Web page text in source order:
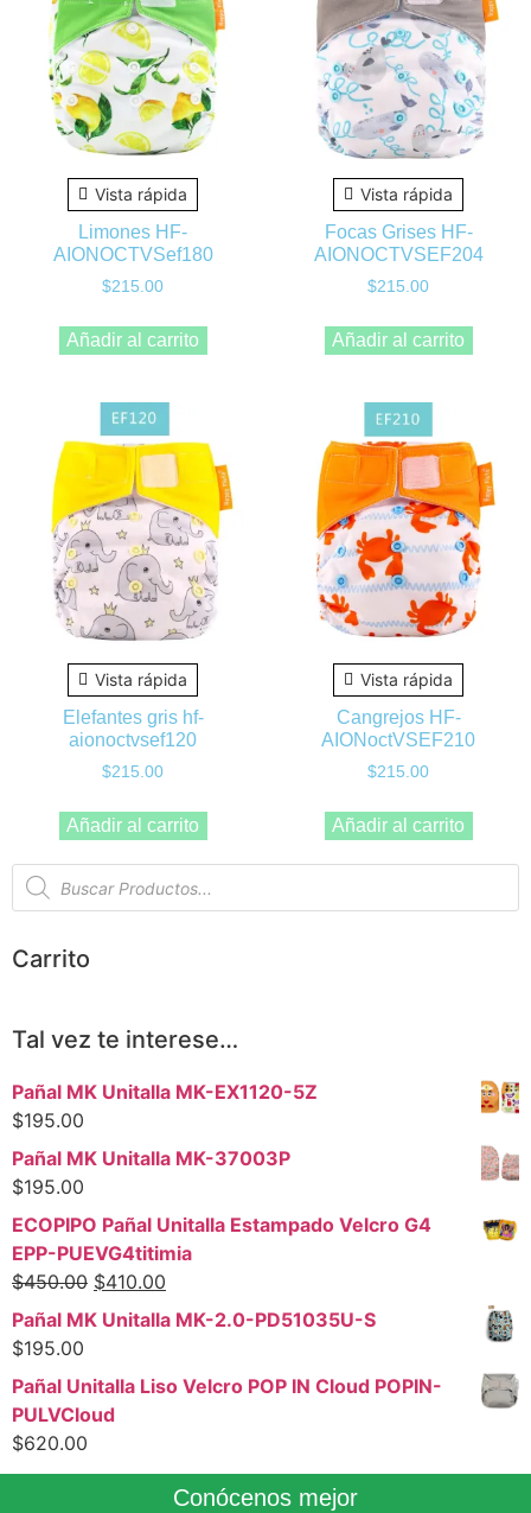
Vista rápida
Limones HF-
AIONOCTVSef180
$215.00
Añadir al carrito
Vista rápida
Focas Grises HF-
AIONOCTVSEF204
$215.00
Añadir al carrito
Vista rápida
Elefantes gris hf-
aionoctvsef120
$215.00
Añadir al carrito
Vista rápida
Cangrejos HF-
AIONoctVSEF210
$215.00
Añadir al carrito
Carrito
Tal vez te interese…
Pañal MK Unitalla MK-EX1120-5Z
$195.00
Pañal MK Unitalla MK-37003P
$195.00
ECOPIPO Pañal Unitalla Estampado Velcro G4
EPP-PUEVG4titimia
$450.00 $410.00
Pañal MK Unitalla MK-2.0-PD51035U-S
$195.00
Pañal Unitalla Liso Velcro POP IN Cloud POPIN-
PULVCloud
$620.00
Conócenos mejor